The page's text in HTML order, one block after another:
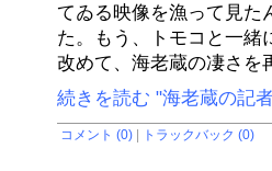
てゐる映像を漁って見た
た。もう、トモコと一緒
改めて、海老蔵の凄さを
続きを読む "海老蔵の記
コメント (0) トラックバック (0)